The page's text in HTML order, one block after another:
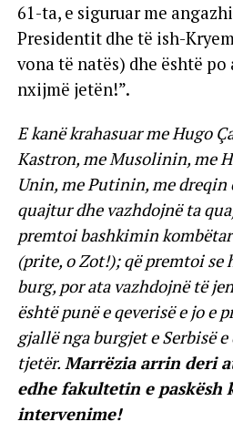
61-ta, e siguruar me
Presidentit dhe të ish-
vona të natës) dhe është po
nxijmë jetën!”.
E kanë krahasuar me Hugo
Kastron, me Musolinin, me
Unin, me Putinin, me
quajtur dhe vazhdojnë ta
premtoi bashkimin kombëtar
(prite, o Zot!); që premtoi se
burg, por ata vazhdojnë të
është punë e qeverisë e jo e
gjallë nga burgjet e Serbisë e
tjetër. Marrëzia arrin deri
edhe fakultetin e paskësh
intervenime!